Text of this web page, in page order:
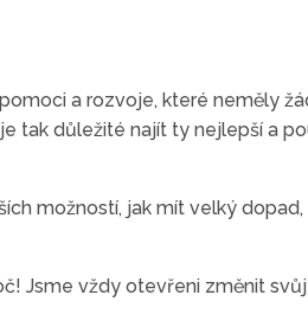
a rozvoje, které neměly
tak důležité najít ty nejlepší a
možností, jak mít velký
Jsme vždy otevřeni změnit svůj